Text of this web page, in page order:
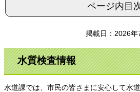
ページ内目
掲載日：2026年
水質検査情報
水道課では、市民の皆さまに安心して水